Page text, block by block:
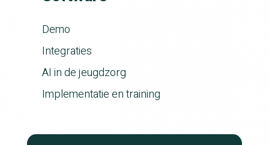
Demo
Integraties
AI in de jeugdzorg
Implementatie en training